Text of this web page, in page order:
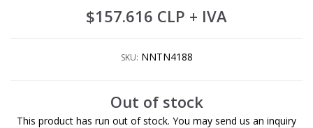
$157.616 CLP + IVA
SKU: NNTN4188
Out of stock
This product has run out of stock. You may send us an inquiry